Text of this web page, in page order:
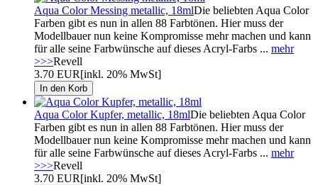
Aqua Color Messing metallic, 18mlDie beliebten Aqua Color
Farben gibt es nun in allen 88 Farbtönen. Hier muss der
Modellbauer nun keine Kompromisse mehr machen und kann
für alle seine Farbwünsche auf dieses Acryl-Farbs ... mehr
>>>Revell
3.70 EUR[inkl. 20% MwSt]
Aqua Color Kupfer, metallic, 18mlDie beliebten Aqua Color
Farben gibt es nun in allen 88 Farbtönen. Hier muss der
Modellbauer nun keine Kompromisse mehr machen und kann
für alle seine Farbwünsche auf dieses Acryl-Farbs ... mehr
>>>Revell
3.70 EUR[inkl. 20% MwSt]